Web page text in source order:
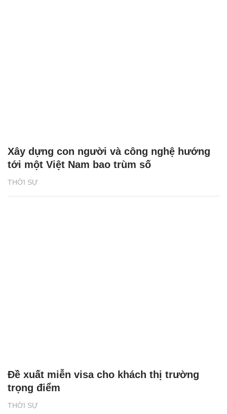
THỜI SỰ
Xây dựng con người và công nghệ hướng
tới một Việt Nam bao trùm số
THỜI SỰ
Đề xuất miễn visa cho khách thị trường
trọng điểm